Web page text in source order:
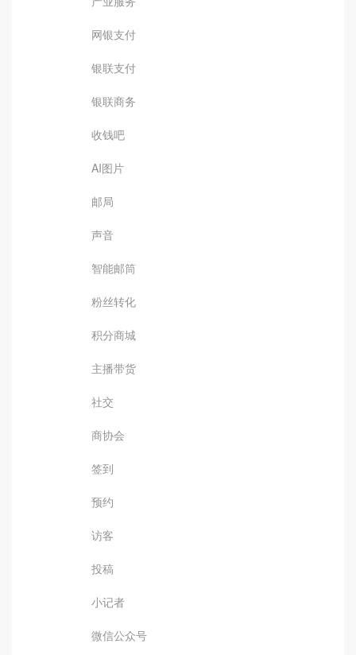
网银支付
银联支付
银联商务
收钱吧
AI图片
邮局
声音
智能邮筒
粉丝转化
积分商城
主播带货
社交
商协会
签到
预约
访客
投稿
小记者
微信公众号